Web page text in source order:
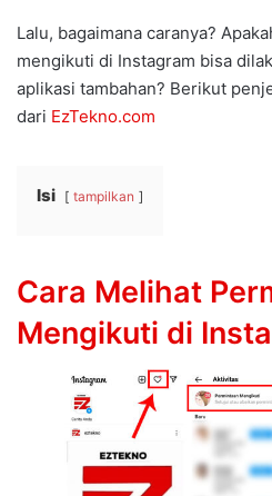
Lalu, bagaimana caranya?
mengikuti di Instagram bisa
aplikasi tambahan? Berikut
dari EzTekno.com
Isi tampilkan
Cara Melihat
Mengikuti di